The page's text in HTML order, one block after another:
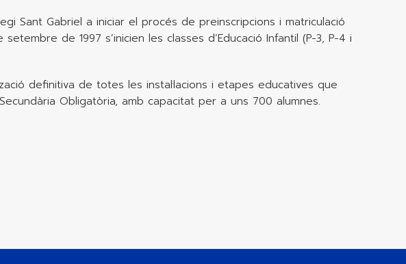
Sant Gabriel a iniciar el procés de preinscripcions i matriculació
de 1997 s’inicien les classes d’Educació Infantil (P-3, P-4 i
definitiva de totes les instal·lacions i etapes educatives que
Obligatòria, amb capacitat per a uns 700 alumnes.